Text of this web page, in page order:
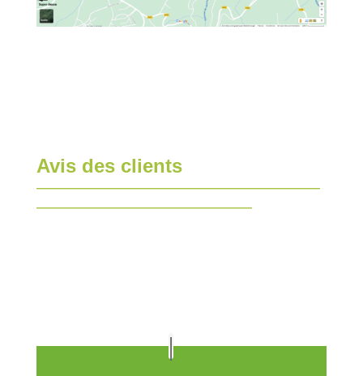
Avis des clients
—————————————————————————
———————————————————